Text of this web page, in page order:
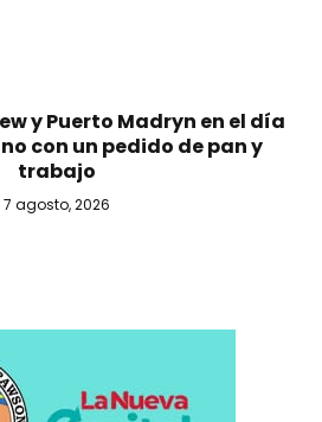
y Puerto Madryn en el día
con un pedido de pan y
trabajo
7 agosto, 2026